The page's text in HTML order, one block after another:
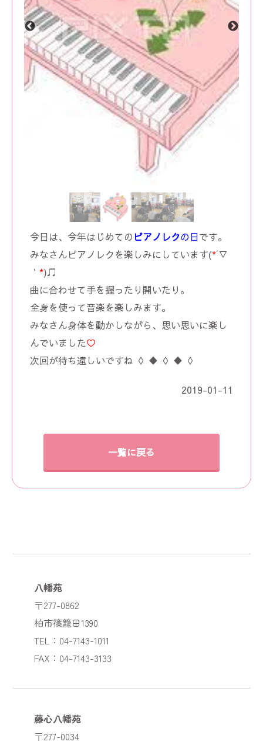
今日は、今年はじめてのピアノレクの日です。
みなさんピアノレクを楽しみにしています(*´▽
｀ *)♫
曲に合わせて手を握ったり開いたり。
全身を使って音楽を楽しみます。
みなさん身体を動かしながら、思い思いに楽し
んでいました♡
次回が待ち遠しいですね ◊ ♦ ◊ ♦ ◊
2019-01-11
一覧に戻る
八幡苑
〒277-0862
柏市篠籠田1390
TEL：04-7143-1011
FAX：04-7143-3133
藤心八幡苑
〒277-0034